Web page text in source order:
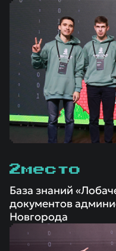
2место
База знаний
документов
Новгорода